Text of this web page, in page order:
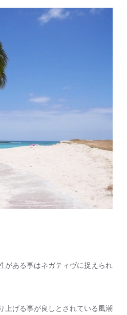
がある事はネガティヴに捉えられ
上げる事が良しとされている風潮